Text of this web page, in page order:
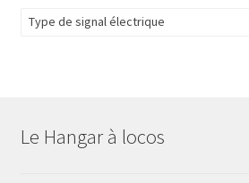
Type de signal électrique
Le Hangar à locos